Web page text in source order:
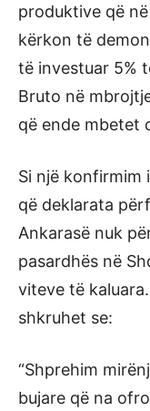
produktive që
kërkon të
të investuar 5%
Bruto në
që ende mbetet
Si një konfirmim
që deklarata
Ankarasë nuk
pasardhës në
viteve të
shkruhet se:
“Shprehim
bujare që na